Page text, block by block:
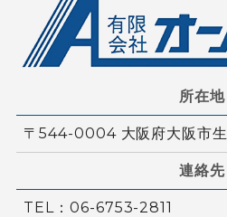
所在地
〒544-0004 大阪府大阪市
連絡先
TEL：06-6753-2811